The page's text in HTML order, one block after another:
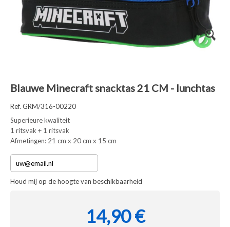
Blauwe Minecraft snacktas 21 CM - lunchtas
Ref. GRM/316-00220
Superieure kwaliteit
1 ritsvak + 1 ritsvak
Afmetingen: 21 cm x 20 cm x 15 cm
Houd mij op de hoogte van beschikbaarheid
14,90 €